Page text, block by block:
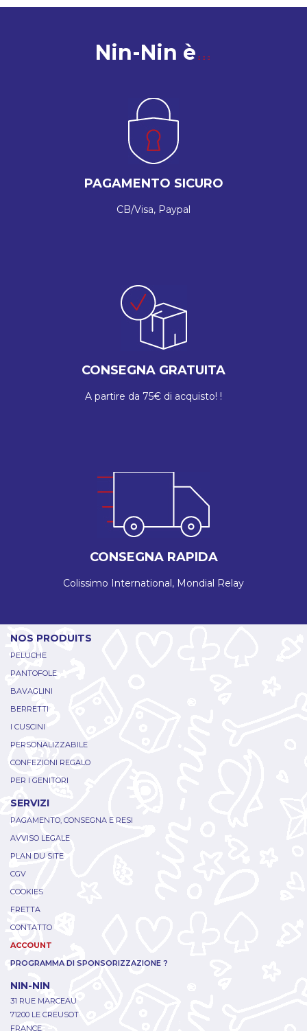
Nin-Nin è
PAGAMENTO SICURO
CB/Visa, Paypal
CONSEGNA GRATUITA
A partire da 75€ di acquisto! !
CONSEGNA RAPIDA
Colissimo International, Mondial Relay
NOS PRODUITS
PELUCHE
PANTOFOLE
BAVAGLINI
BERRETTI
I CUSCINI
PERSONALIZZABILE
CONFEZIONI REGALO
PER I GENITORI
SERVIZI
PAGAMENTO, CONSEGNA E RESI
AVVISO LEGALE
PLAN DU SITE
CGV
COOKIES
FRETTA
CONTATTO
ACCOUNT
PROGRAMMA DI SPONSORIZZAZIONE ?
NIN-NIN
31 RUE MARCEAU
71200 LE CREUSOT
FRANCE